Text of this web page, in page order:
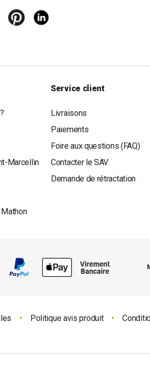
Marcellin
Service client
Livraisons
Paiements
Foire aux questions (FAQ)
Contacter le SAV
Demande de rétractation
• Politique avis produit •